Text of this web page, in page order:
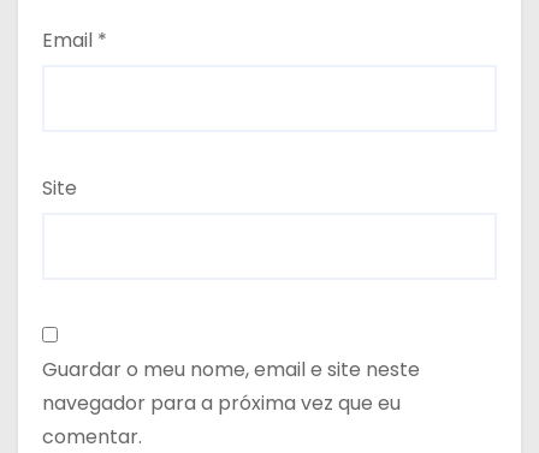
Email *
Site
Guardar o meu nome, email e site neste
navegador para a próxima vez que eu
comentar.